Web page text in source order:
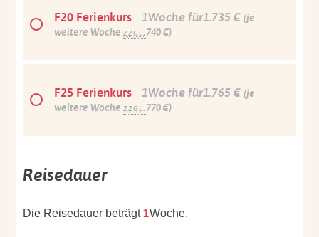
F20 Ferienkurs 1Woche für1.735 € (je
weitere Woche zzgl.740 €)
F25 Ferienkurs 1Woche für1.765 € (je
weitere Woche zzgl.770 €)
Reisedauer
Die Reisedauer beträgt1Woche.